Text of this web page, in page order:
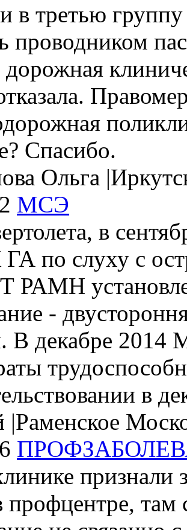
в третью
проводником
дорожная
Спасибо.
Ольга |
МСЭ
в
по слуху с
-
В декабре
в
|Раменское
признали
там